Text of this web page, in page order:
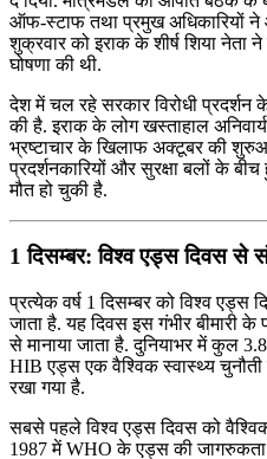
ऑफ-स्टाफ तथा प्रमुख अधिकारियों ने
शुक्रवार को इराक के शीर्ष शिया नेता
घोषणा की थी.
देश में चल रहे सरकार विरोधी प्रदर्शन
की है. इराक के लोग खस्ताहाल
भ्रष्टाचार के खिलाफ अक्टूबर की
प्रदर्शनकारियों और सुरक्षा बलों के
मौत हो चुकी है.
1 दिसम्बर: विश्व एड्स दिवस से
प्रत्येक वर्ष 1 दिसम्बर को विश्व एड्स
जाता है. यह दिवस इस गंभीर बीमारी
से मानाया जाता है. दुनियाभर में कुल
HIB एड्स एक वैश्विक स्वास्थ्य
रखा गया है.
सबसे पहले विश्व एड्स दिवस को
1987 में WHO के एड्स की